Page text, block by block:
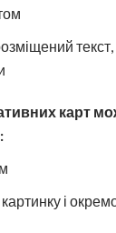
карт
і